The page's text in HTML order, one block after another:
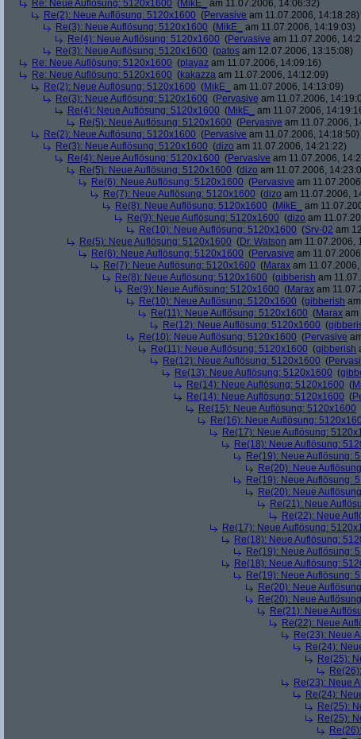
Re: Neue Auflösung: 5120x1600 (MikE_
am 11.07.2006, 14:06:32)
Re(2): Neue Auflösung: 5120x1600 (Pervasive am 11.07.2006, 14:18:28)
Re(3): Neue Auflösung: 5120x1600 (MikE_
am 11.07.2006, 14:19:03)
Re(4): Neue Auflösung: 5120x1600 (Pervasive am 11.07.2006,
Re(3): Neue Auflösung: 5120x1600 (patos am 12.07.2006, 13:15:08)
Re: Neue Auflösung: 5120x1600 (playaz am 11.07.2006, 14:09:16)
Re: Neue Auflösung: 5120x1600 (kakazza am 11.07.2006, 14:12:09)
Re(2): Neue Auflösung: 5120x1600 (MikE_
am 11.07.2006, 14:13:09)
Re(3): Neue Auflösung: 5120x1600 (Pervasive am 11.07.2006,
Re(4): Neue Auflösung: 5120x1600 (MikE_
am 11.07.2006,
Re(5): Neue Auflösung: 5120x1600 (Pervasive am 11.07.2006,
Re(2): Neue Auflösung: 5120x1600 (Pervasive am 11.07.2006, 14:18:50)
Re(3): Neue Auflösung: 5120x1600 (dizo am 11.07.2006, 14:21:22)
Re(4): Neue Auflösung: 5120x1600 (Pervasive am 11.07.2006,
Re(5): Neue Auflösung: 5120x1600 (dizo am 11.07.2006,
Re(6): Neue Auflösung: 5120x1600 (Pervasive am
Re(7): Neue Auflösung: 5120x1600 (dizo am 11.07.2006,
Re(8): Neue Auflösung: 5120x1600 (MikE_
am
Re(9): Neue Auflösung: 5120x1600 (dizo am
Re(10): Neue Auflösung: 5120x1600 (Srv-02 am
Re(5): Neue Auflösung: 5120x1600 (Dr. Watson am 11.07.2006,
Re(6): Neue Auflösung: 5120x1600 (Pervasive am
Re(7): Neue Auflösung: 5120x1600 (Marax am
Re(8): Neue Auflösung: 5120x1600 (gibberish am
Re(9): Neue Auflösung: 5120x1600 (Marax am
Re(10): Neue Auflösung: 5120x1600 (gibberish
Re(11): Neue Auflösung: 5120x1600 (Marax am
Re(12): Neue Auflösung: 5120x1600 (
Re(10): Neue Auflösung: 5120x1600 (Pervasive
Re(11): Neue Auflösung: 5120x1600 (gibberish
Re(12): Neue Auflösung: 5120x1600 (
Re(13): Neue Auflösung: 5120x1600 (
Re(14): Neue Auflösung: 5120x1600 (
Re(14): Neue Auflösung: 5120x1600 (
Re(15): Neue Auflösung: 5120x1600
Re(16): Neue Auflösung:
Re(17): Neue Auflösung:
Re(18): Neue Auflösung:
Re(19): Neue Auflösung:
Re(20): Neue
Re(19): Neue Auflösung:
Re(20): Neue
Re(21): Neue
Re(22): Neue
Re(17): Neue Auflösung:
Re(18): Neue Auflösung:
Re(19): Neue Auflösung:
Re(18): Neue Auflösung:
Re(19): Neue Auflösung:
Re(20): Neue
Re(20): Neue
Re(21): Neue
Re(22): Neue
Re(23): Neue
Re(24):
Re(25):
Re(23): Neue
Re(24):
Re(25):
Re(25):